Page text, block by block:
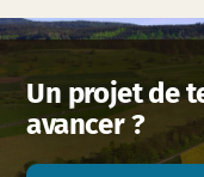
Un projet de
avancer ?